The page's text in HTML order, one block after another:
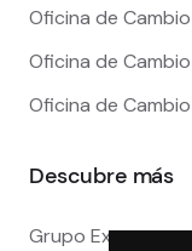
Oficina de
Oficina de
Oficina de
Descubre más
Grupo Exact